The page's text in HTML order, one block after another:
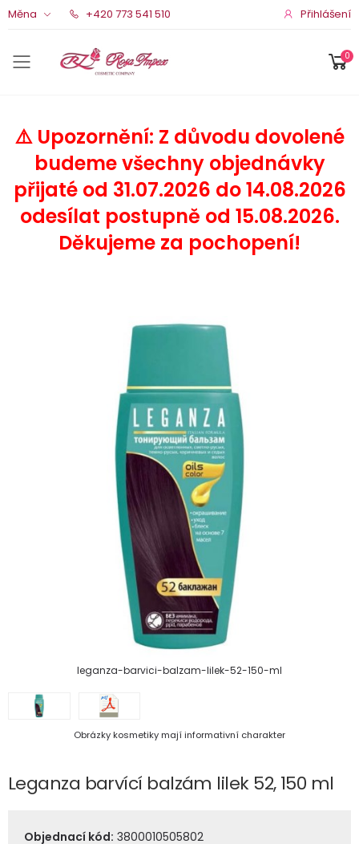
Měna +420 773 541 510 Přihlášení
Menu pro mobil 0
⚠️ Upozornění: Z důvodu dovolené
budeme všechny objednávky
přijaté od 31.07.2026 do 14.08.2026
odesílat postupně od 15.08.2026.
Děkujeme za pochopení!
leganza-barvici-balzam-lilek-52-150-ml
Obrázky kosmetiky mají informativní charakter
Leganza barvící balzám lilek 52, 150 ml
Objednací kód: 3800010505802